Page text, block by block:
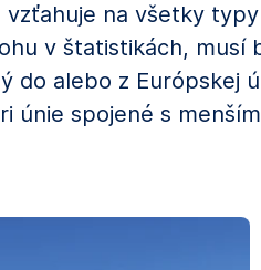
na všetky
v štatistikách, musí
do alebo z Európskej
únie spojené s menším